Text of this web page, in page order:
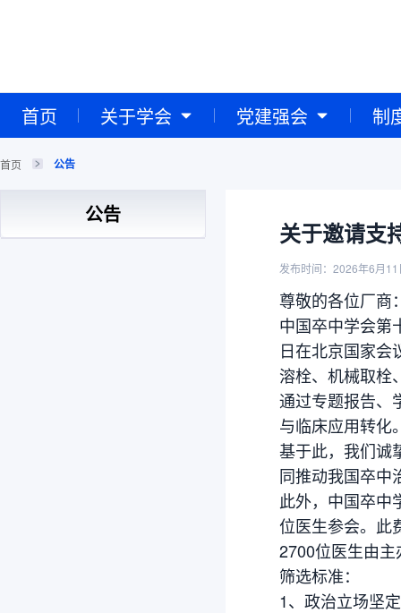
首页 关于学会 党建强会 制
首页 公告
公告
关于邀请支
发布时间：2026年6月11
尊敬的各位厂商
中国卒中学会第
日在北京国家会
溶栓、机械取栓
通过专题报告、
与临床应用转化
基于此，我们诚
同推动我国卒中
此外，中国卒中
位医生参会。此
2700位医生由
筛选标准：
1、政治立场坚